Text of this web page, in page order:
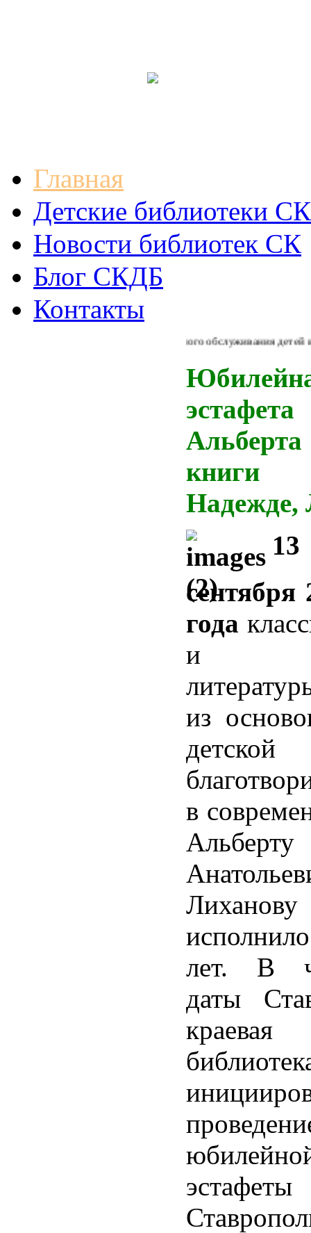
Главная
Детские библиотеки СК
Новости библиотек СК
Блог СКДБ
Контакты
Из Концепции библиотечного обслуживания детей в
книги
Надежде,
13
сентября
года
и
из
детской
в
Альберту
Лиханову
лет. В
даты